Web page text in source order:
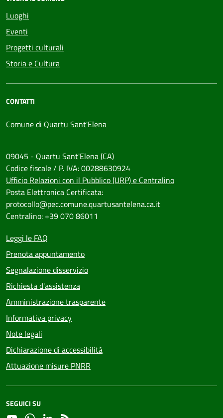
Luoghi
Eventi
Progetti culturali
Storia e Cultura
CONTATTI
Comune di Quartu Sant'Elena
09045 - Quartu Sant'Elena (CA)
Codice fiscale / P. IVA: 00288630924
Ufficio Relazioni con il Pubblico (URP) e Centralino
Posta Elettronica Certificata:
protocollo@pec.comune.quartusantelena.ca.it
Centralino: +39 070 86011
Leggi le FAQ
Prenota appuntamento
Segnalazione disservizio
Richiesta d'assistenza
Amministrazione trasparente
Informativa privacy
Note legali
Dichiarazione di accessibilità
Attuazione misure PNRR
SEGUICI SU